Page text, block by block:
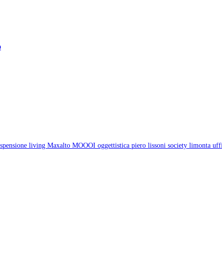
living Maxalto MOOOI oggettistica piero lissoni society limonta